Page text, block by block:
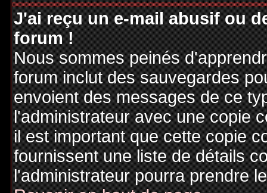
J'ai reçu un e-mail abusif ou
forum !
Nous sommes peinés
forum inclut des sauvegardes
envoient des messages de ce
l'administrateur avec une copie
il est important que cette copie
fournissent une liste de détails
l'administrateur pourra prendre